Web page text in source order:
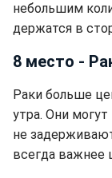
небольшим
держатся в
8 место -
Раки больше
утра. Они
не
всегда важнее